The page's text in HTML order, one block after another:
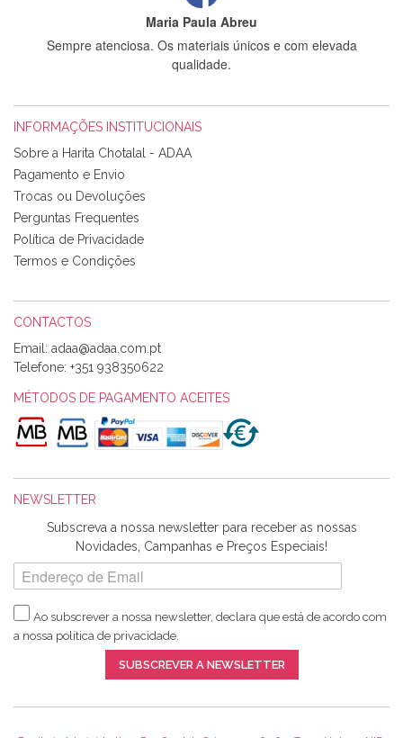
Maria Paula Abreu
Sempre atenciosa. Os materiais únicos e com elevada
qualidade.
Tudo chegou em condições, pois os produtos vieram muito
bem acondicionados. Estou plenamente satisfeita com os
produtos adquiridos. Relativamente à bolsa, tem um tecido
com um padrão e cores muito bonitas e a execução está
perfeitíssima. Futuramente penso voltar a comprar na vossa
loja, têm excelentes artigos a um preço muito justo. A
Alexandra Morais
Olá boa Noite. Os meus tecidos chegaram hoje. Muito
obrigada pelo miminho que dá um jeitaço pras minhas linhas
de bordar e não sei o que pões nos tecidos, mas que cheiram
maravilhosamente ... cheiram! :) Muito Obrigada.
Harita a minha encomenda já chegou. :) Muito obrigada pela
rapidez no envio, pela qualidade dos materiais que me
enviaste e pela simpatia de sempre. :)
Catarina Amaro
5 estrelas. Gosto muito do serviço. A Harita Chotalal é muito
Recomendo.
INFORMAÇÕES INSTITUCIONAIS
Sobre a Harita Chotalal - ADAA
Pagamento e Envio
Trocas ou Devoluções
Perguntas Frequentes
Política de Privacidade
Termos e Condições
CONTACTOS
Email:
Telefone: +351 938350622
MÉTODOS DE PAGAMENTO ACEITES
NEWSLETTER
Subscreva a nossa newsletter para receber as nossas
Novidades, Campanhas e Preços Especiais!
Ao subscrever a nossa newsletter, declara que está de acordo com
a nossa política de privacidade.
SUBSCREVER A NEWSLETTER